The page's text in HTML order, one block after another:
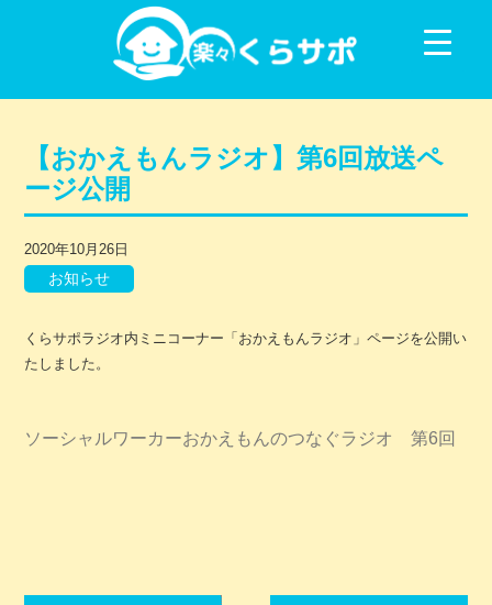
コンテンツに移動
【おかえもんラジオ】第6回放送ペ
ージ公開
2020年10月26日
お知らせ
くらサポラジオ内ミニコーナー「おかえもんラジオ」ページを公開い
たしました。
ソーシャルワーカーおかえもんのつなぐラジオ 第6回